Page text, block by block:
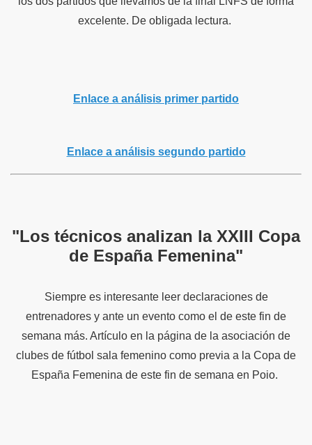
excelente. De obligada lectura.
Enlace a análisis primer partido
Enlace a análisis segundo partido
"Los técnicos analizan la XXIII Copa
de España Femenina"
Siempre es interesante leer declaraciones de
entrenadores y ante un evento como el de este fin de
semana más. Artículo en la página de la asociación de
clubes de fútbol sala femenino como previa a la Copa de
España Femenina de este fin de semana en Poio.